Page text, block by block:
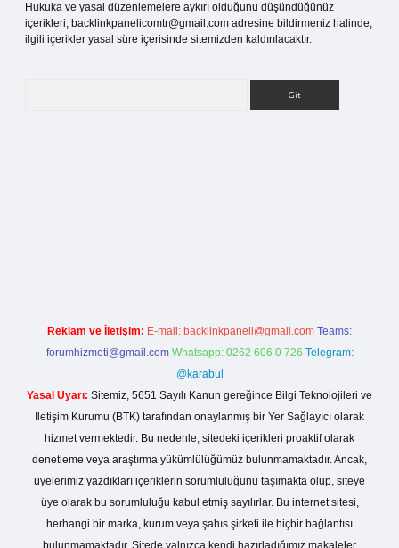
Hukuka ve yasal düzenlemelere aykırı olduğunu düşündüğünüz
içerikleri, backlinkpanelicomtr@gmail.com adresine bildirmeniz halinde,
ilgili içerikler yasal süre içerisinde sitemizden kaldırılacaktır.
Reklam ve İletişim: E-mail: backlinkpaneli@gmail.com Teams:
forumhizmeti@gmail.com Whatsapp: 0262 606 0 726 Telegram:
@karabul
Yasal Uyarı: Sitemiz, 5651 Sayılı Kanun gereğince Bilgi Teknolojileri ve
İletişim Kurumu (BTK) tarafından onaylanmış bir Yer Sağlayıcı olarak
hizmet vermektedir. Bu nedenle, sitedeki içerikleri proaktif olarak
denetleme veya araştırma yükümlülüğümüz bulunmamaktadır. Ancak,
üyelerimiz yazdıkları içeriklerin sorumluluğunu taşımakta olup, siteye
üye olarak bu sorumluluğu kabul etmiş sayılırlar. Bu internet sitesi,
herhangi bir marka, kurum veya şahıs şirketi ile hiçbir bağlantısı
bulunmamaktadır. Sitede yalnızca kendi hazırladığımız makaleler